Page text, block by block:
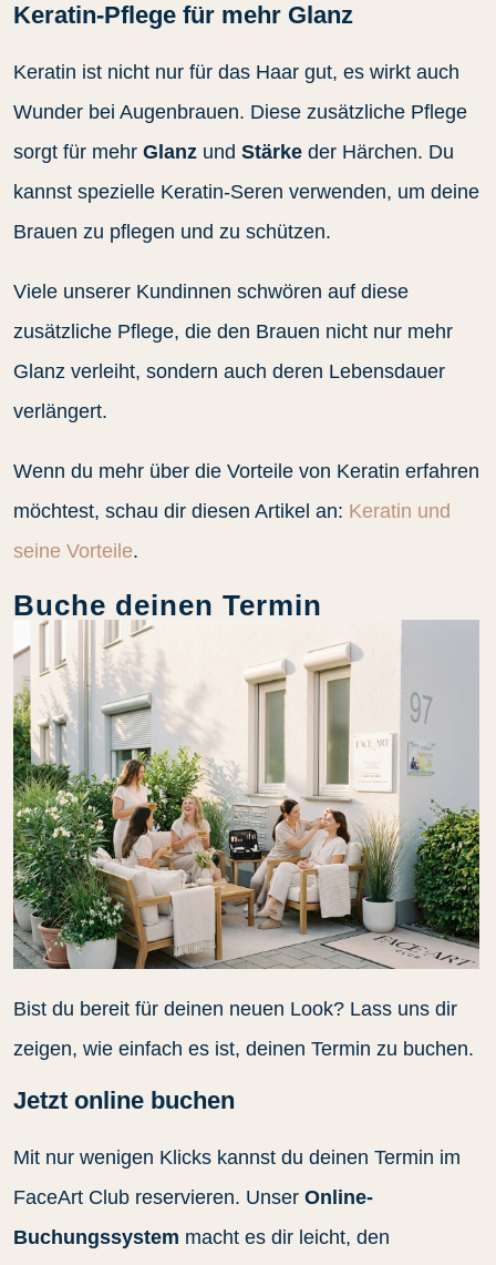
Keratin-Pflege für mehr Glanz
Keratin ist nicht nur für das Haar gut, es wirkt auch
Wunder bei Augenbrauen. Diese zusätzliche Pflege
sorgt für mehr Glanz und Stärke der Härchen. Du
kannst spezielle Keratin-Seren verwenden, um deine
Brauen zu pflegen und zu schützen.
Viele unserer Kundinnen schwören auf diese
zusätzliche Pflege, die den Brauen nicht nur mehr
Glanz verleiht, sondern auch deren Lebensdauer
verlängert.
Wenn du mehr über die Vorteile von Keratin erfahren
möchtest, schau dir diesen Artikel an: Keratin und
seine Vorteile.
Buche deinen Termin
Bist du bereit für deinen neuen Look? Lass uns dir
zeigen, wie einfach es ist, deinen Termin zu buchen.
Jetzt online buchen
Mit nur wenigen Klicks kannst du deinen Termin im
FaceArt Club reservieren. Unser Online-
Buchungssystem macht es dir leicht, den